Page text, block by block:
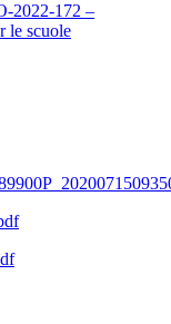
2022-172 –
le scuole